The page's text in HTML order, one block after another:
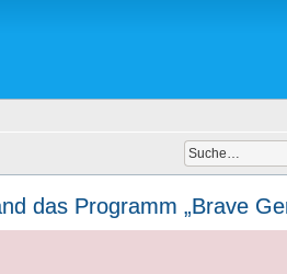
das Programm „Brave